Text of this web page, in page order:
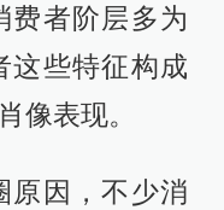
费者阶层多为
这些特征构成
像表现。
原因，不少消